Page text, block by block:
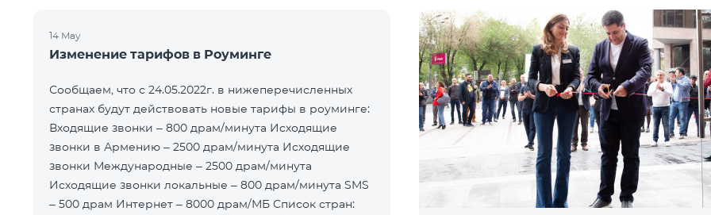
14 May
Изменение тарифов в Роуминге
Сообщаем, что с 24.05.2022г. в нижеперечисленных
странах будут действовать новые тарифы в роуминге:
Входящие звонки – 800 драм/минута Исходящие
звонки в Армению – 2500 драм/минута Исходящие
звонки Международные – 2500 драм/минута
Исходящие звонки локальные – 800 драм/минута SMS
– 500 драм Интернет – 8000 драм/МБ Список стран: